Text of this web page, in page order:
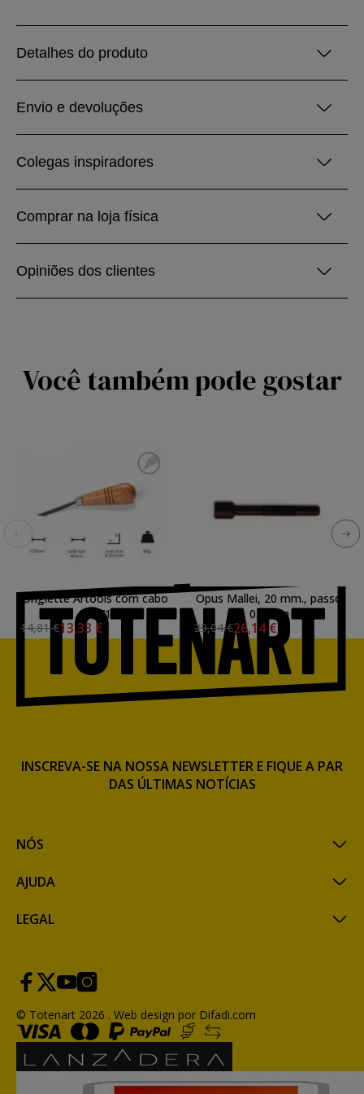
Detalhes do produto
Envio e devoluções
Colegas inspiradores
Comprar na loja física
Opiniões dos clientes
Você também pode gostar
Onglette Artools com cabo
03, 71
14,81 €13,33 €
Opus Mallei, 20 mm., passo
0.5 mm
29,04 €26,14 €
NÓS
AJUDA
LEGAL
INSCREVA-SE NA NOSSA NEWSLETTER E FIQUE A PAR
DAS ÚLTIMAS NOTÍCIAS
© Totenart 2026 . Web design por Difadi.com